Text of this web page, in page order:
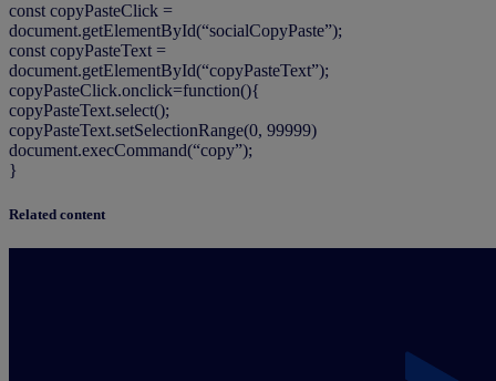
const copyPasteClick =
document.getElementById(“socialCopyPaste”);
const copyPasteText =
document.getElementById(“copyPasteText”);
copyPasteClick.onclick=function(){
copyPasteText.select();
copyPasteText.setSelectionRange(0, 99999)
document.execCommand(“copy”);
}
Related content